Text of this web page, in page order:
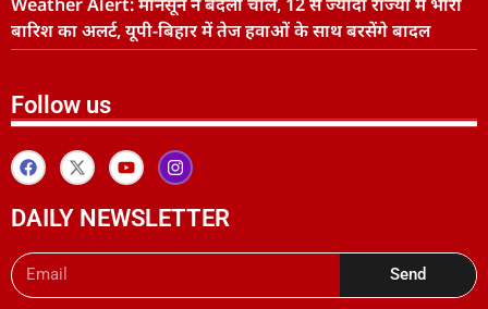
बारिश का अलर्ट, यूपी-बिहार में तेज हवाओं के साथ बरसेंगे बादल
Follow us
DAILY NEWSLETTER
Send